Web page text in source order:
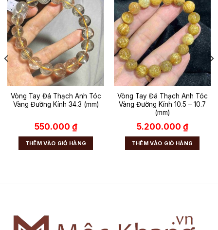
Vòng Tay Đá Thạch Anh Tóc
Vàng Đường Kính 34.3 (mm)
550.000 ₫
THÊM VÀO GIỎ HÀNG
Vòng Tay Đá Thạch Anh Tóc
Vàng Đường Kính 10.5 – 10.7
(mm)
5.200.000 ₫
THÊM VÀO GIỎ HÀNG